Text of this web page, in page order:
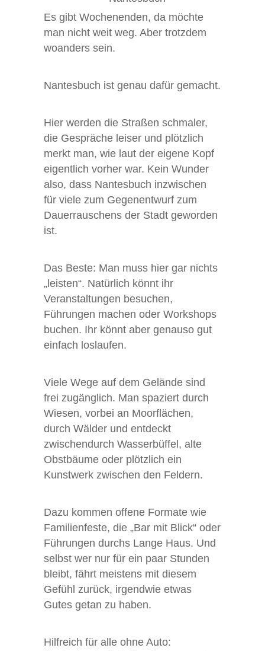
Es gibt Wochenenden, da möchte
man nicht weit weg. Aber trotzdem
woanders sein.
Nantesbuch ist genau dafür gemacht.
Hier werden die Straßen schmaler,
die Gespräche leiser und plötzlich
merkt man, wie laut der eigene Kopf
eigentlich vorher war. Kein Wunder
also, dass Nantesbuch inzwischen
für viele zum Gegenentwurf zum
Dauerrauschens der Stadt geworden
ist.
Das Beste: Man muss hier gar nichts
„leisten“. Natürlich könnt ihr
Veranstaltungen besuchen,
Führungen machen oder Workshops
buchen. Ihr könnt aber genauso gut
einfach loslaufen.
Viele Wege auf dem Gelände sind
frei zugänglich. Man spaziert durch
Wiesen, vorbei an Moorflächen,
durch Wälder und entdeckt
zwischendurch Wasserbüffel, alte
Obstbäume oder plötzlich ein
Kunstwerk zwischen den Feldern.
Dazu kommen offene Formate wie
Familienfeste, die „Bar mit Blick“ oder
Führungen durchs Lange Haus. Und
selbst wer nur für ein paar Stunden
bleibt, fährt meistens mit diesem
Gefühl zurück, irgendwie etwas
Gutes getan zu haben.
Hilfreich für alle ohne Auto: